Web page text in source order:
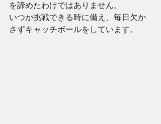
を諦めたわけではありません。
いつか挑戦できる時に備え、毎日欠か
さずキャッチボールをしています。